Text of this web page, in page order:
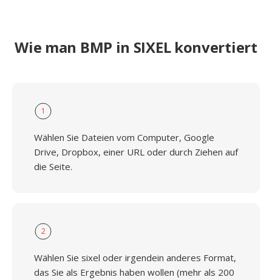
Wie man BMP in SIXEL konvertiert
1
Wählen Sie Dateien vom Computer, Google
Drive, Dropbox, einer URL oder durch Ziehen auf
die Seite.
2
Wählen Sie sixel oder irgendein anderes Format,
das Sie als Ergebnis haben wollen (mehr als 200